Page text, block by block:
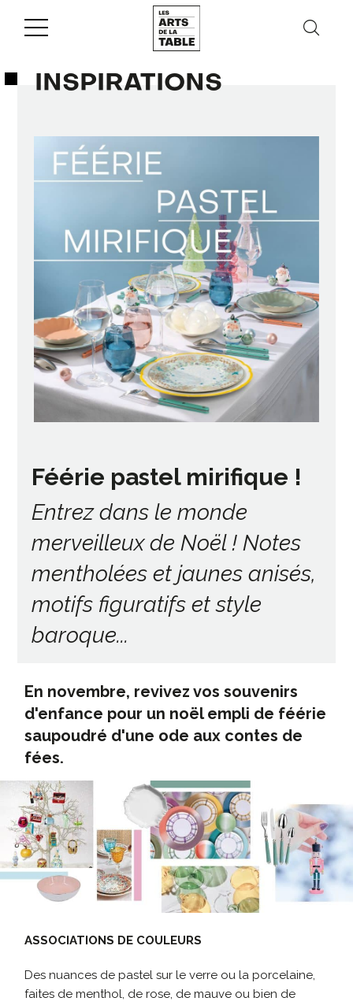
INSPIRATIONS
Féérie pastel mirifique !
Entrez dans le monde
merveilleux de Noël ! ​Notes
mentholées et jaunes anisés,
motifs figuratifs et style
baroque...
En novembre, revivez vos souvenirs
d'enfance pour un noël empli de féérie
saupoudré d'une ode aux contes de
fées.
ASSOCIATIONS DE COULEURS
Des nuances de pastel sur le verre ou la porcelaine,
faites de menthol, de rose, de mauve ou bien de